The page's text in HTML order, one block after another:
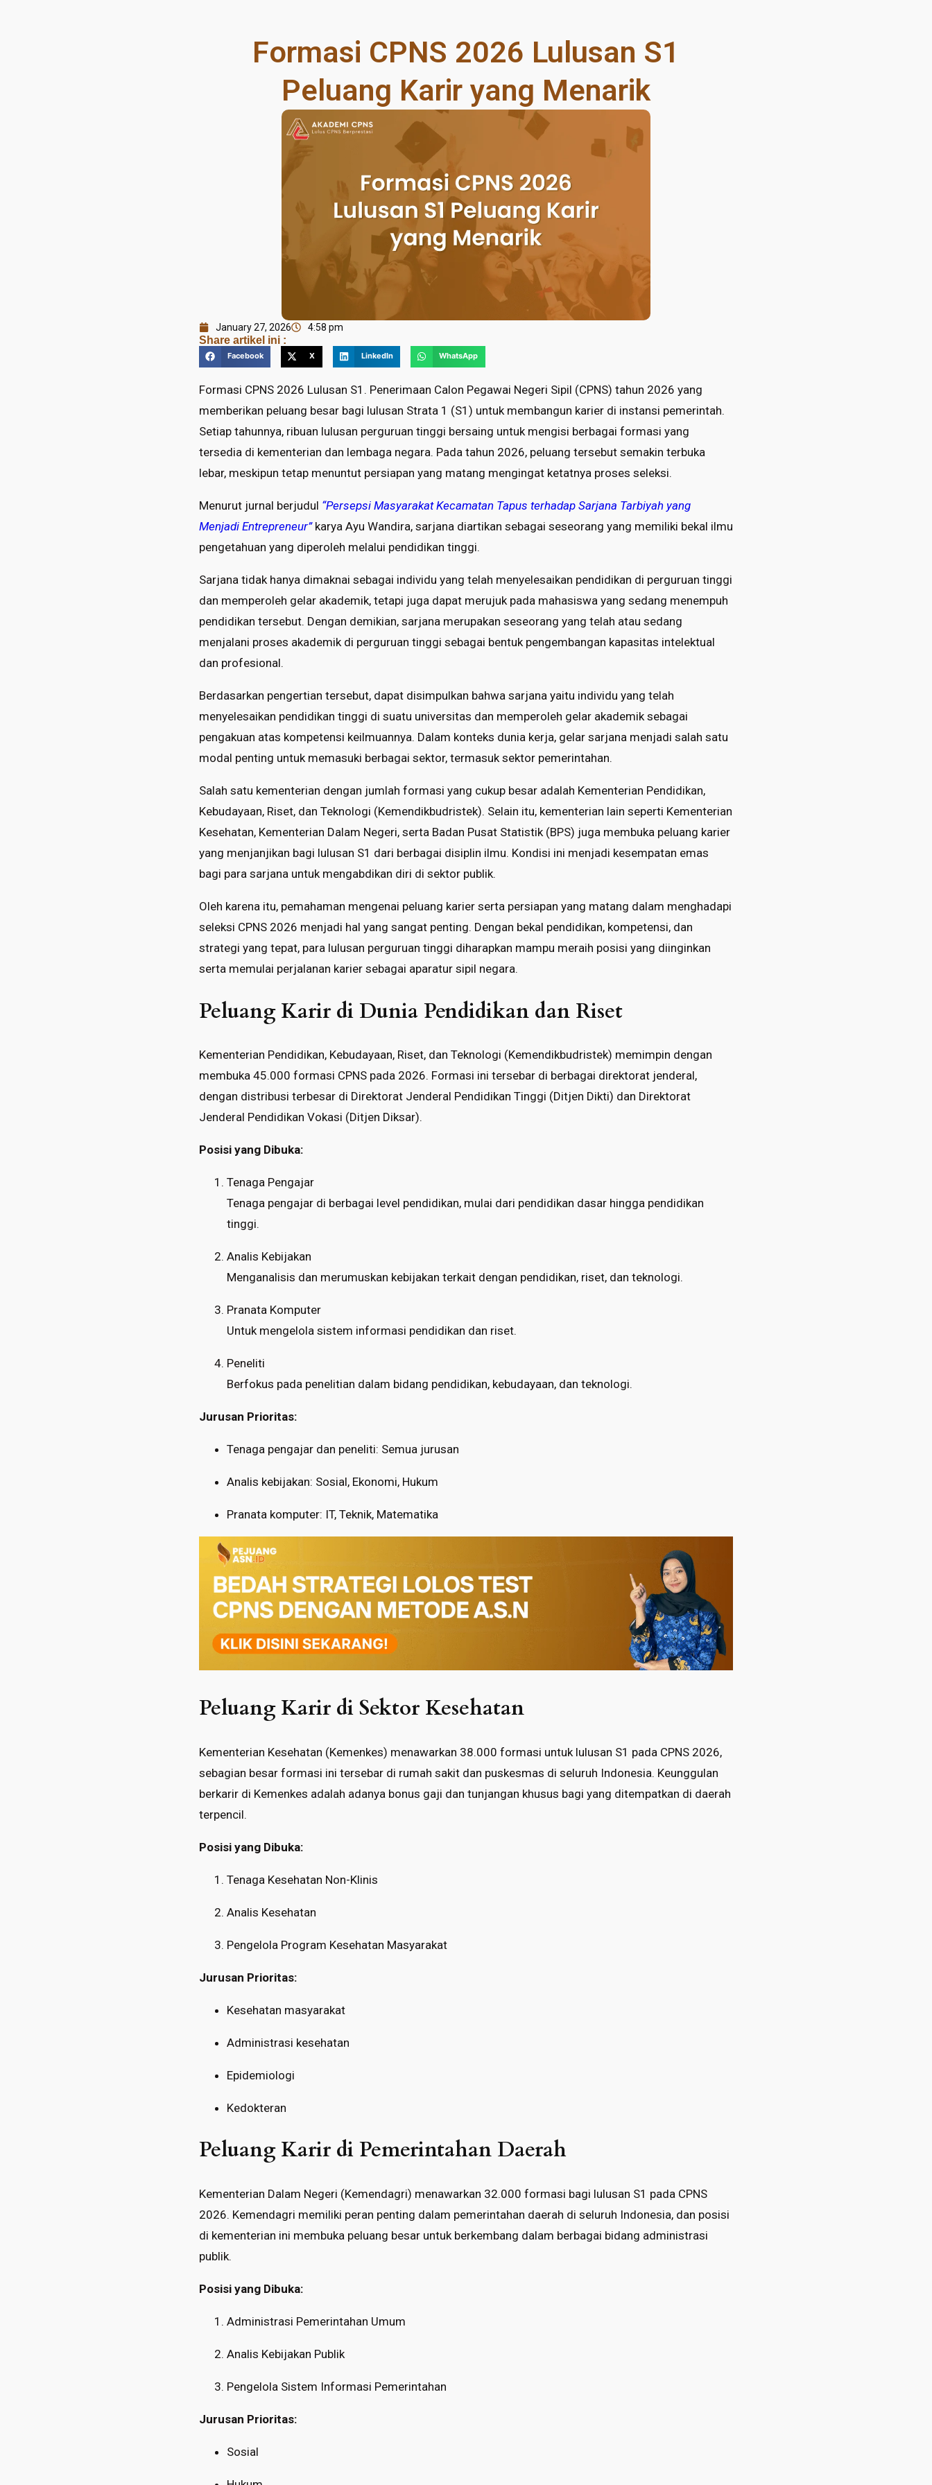
Formasi CPNS 2026 Lulusan S1
Peluang Karir yang Menarik
January 27, 2026 4:58 pm
Share artikel ini :
Facebook X LinkedIn WhatsApp
Formasi CPNS 2026 Lulusan S1. Penerimaan Calon Pegawai Negeri Sipil (CPNS) tahun 2026 yang
memberikan peluang besar bagi lulusan Strata 1 (S1) untuk membangun karier di instansi pemerintah.
Setiap tahunnya, ribuan lulusan perguruan tinggi bersaing untuk mengisi berbagai formasi yang
tersedia di kementerian dan lembaga negara. Pada tahun 2026, peluang tersebut semakin terbuka
lebar, meskipun tetap menuntut persiapan yang matang mengingat ketatnya proses seleksi.
Menurut jurnal berjudul “Persepsi Masyarakat Kecamatan Tapus terhadap Sarjana Tarbiyah yang
Menjadi Entrepreneur”karya Ayu Wandira, sarjana diartikan sebagai seseorang yang memiliki bekal ilmu
pengetahuan yang diperoleh melalui pendidikan tinggi.
Sarjana tidak hanya dimaknai sebagai individu yang telah menyelesaikan pendidikan di perguruan tinggi
dan memperoleh gelar akademik, tetapi juga dapat merujuk pada mahasiswa yang sedang menempuh
pendidikan tersebut. Dengan demikian, sarjana merupakan seseorang yang telah atau sedang
menjalani proses akademik di perguruan tinggi sebagai bentuk pengembangan kapasitas intelektual
dan profesional.
Berdasarkan pengertian tersebut, dapat disimpulkan bahwa sarjana yaitu individu yang telah
menyelesaikan pendidikan tinggi di suatu universitas dan memperoleh gelar akademik sebagai
pengakuan atas kompetensi keilmuannya. Dalam konteks dunia kerja, gelar sarjana menjadi salah satu
modal penting untuk memasuki berbagai sektor, termasuk sektor pemerintahan.
Salah satu kementerian dengan jumlah formasi yang cukup besar adalah Kementerian Pendidikan,
Kebudayaan, Riset, dan Teknologi (Kemendikbudristek). Selain itu, kementerian lain seperti Kementerian
Kesehatan, Kementerian Dalam Negeri, serta Badan Pusat Statistik (BPS) juga membuka peluang karier
yang menjanjikan bagi lulusan S1 dari berbagai disiplin ilmu. Kondisi ini menjadi kesempatan emas
bagi para sarjana untuk mengabdikan diri di sektor publik.
Oleh karena itu, pemahaman mengenai peluang karier serta persiapan yang matang dalam menghadapi
seleksi CPNS 2026 menjadi hal yang sangat penting. Dengan bekal pendidikan, kompetensi, dan
strategi yang tepat, para lulusan perguruan tinggi diharapkan mampu meraih posisi yang diinginkan
serta memulai perjalanan karier sebagai aparatur sipil negara.
Peluang Karir di Dunia Pendidikan dan Riset
Kementerian Pendidikan, Kebudayaan, Riset, dan Teknologi (Kemendikbudristek) memimpin dengan
membuka 45.000 formasi CPNS pada 2026. Formasi ini tersebar di berbagai direktorat jenderal,
dengan distribusi terbesar di Direktorat Jenderal Pendidikan Tinggi (Ditjen Dikti) dan Direktorat
Jenderal Pendidikan Vokasi (Ditjen Diksar).
Posisi yang Dibuka:
Tenaga Pengajar
Tenaga pengajar di berbagai level pendidikan, mulai dari pendidikan dasar hingga pendidikan
tinggi.
Analis Kebijakan
Menganalisis dan merumuskan kebijakan terkait dengan pendidikan, riset, dan teknologi.
Pranata Komputer
Untuk mengelola sistem informasi pendidikan dan riset.
Peneliti
Berfokus pada penelitian dalam bidang pendidikan, kebudayaan, dan teknologi.
Jurusan Prioritas:
Tenaga pengajar dan peneliti: Semua jurusan
Analis kebijakan: Sosial, Ekonomi, Hukum
Pranata komputer: IT, Teknik, Matematika
Peluang Karir di Sektor Kesehatan
Kementerian Kesehatan (Kemenkes) menawarkan 38.000 formasi untuk lulusan S1 pada CPNS 2026,
sebagian besar formasi ini tersebar di rumah sakit dan puskesmas di seluruh Indonesia. Keunggulan
berkarir di Kemenkes adalah adanya bonus gaji dan tunjangan khusus bagi yang ditempatkan di daerah
terpencil.
Posisi yang Dibuka:
Tenaga Kesehatan Non-Klinis
Analis Kesehatan
Pengelola Program Kesehatan Masyarakat
Jurusan Prioritas:
Kesehatan masyarakat
Administrasi kesehatan
Epidemiologi
Kedokteran
Peluang Karir di Pemerintahan Daerah
Kementerian Dalam Negeri (Kemendagri) menawarkan 32.000 formasi bagi lulusan S1 pada CPNS
2026. Kemendagri memiliki peran penting dalam pemerintahan daerah di seluruh Indonesia, dan posisi
di kementerian ini membuka peluang besar untuk berkembang dalam berbagai bidang administrasi
publik.
Posisi yang Dibuka:
Administrasi Pemerintahan Umum
Analis Kebijakan Publik
Pengelola Sistem Informasi Pemerintahan
Jurusan Prioritas:
Sosial